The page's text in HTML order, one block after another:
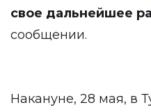
свое дальнейшее
сообщении.
Накануне, 28 мая, в